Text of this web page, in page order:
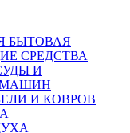
БЫТОВАЯ
СРЕДСТВА
И
И КОВРОВ